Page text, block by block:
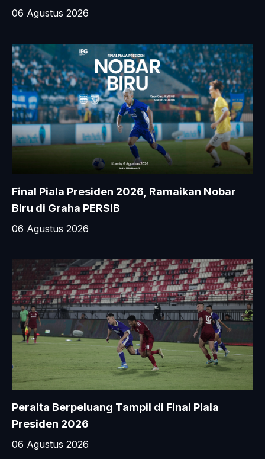
06 Agustus 2026
Final Piala Presiden 2026, Ramaikan Nobar
Biru di Graha PERSIB
06 Agustus 2026
Peralta Berpeluang Tampil di Final Piala
Presiden 2026
06 Agustus 2026